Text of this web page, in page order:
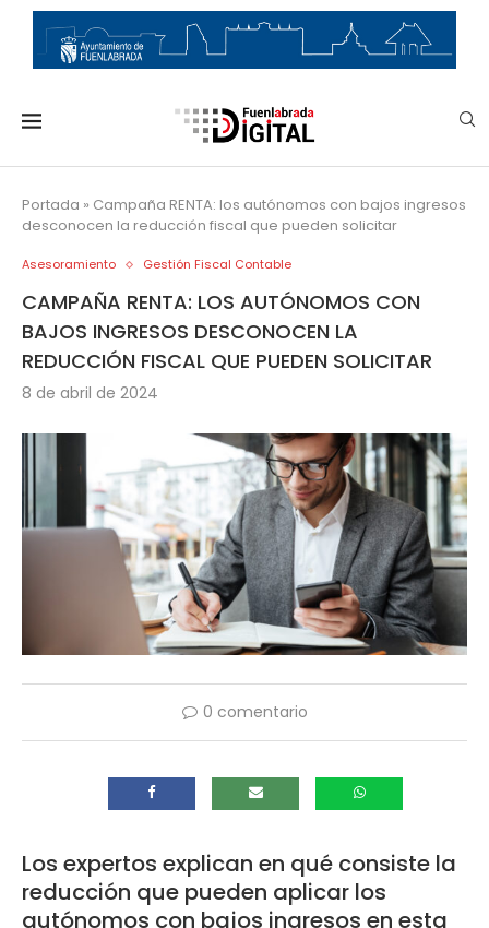
Portada » Campaña RENTA: los autónomos con bajos ingresos
desconocen la reducción fiscal que pueden solicitar
Asesoramiento Gestión Fiscal Contable
CAMPAÑA RENTA: LOS AUTÓNOMOS CON
BAJOS INGRESOS DESCONOCEN LA
REDUCCIÓN FISCAL QUE PUEDEN SOLICITAR
8 de abril de 2024
0 comentario
Los expertos explican en qué consiste la
reducción que pueden aplicar los
autónomos con bajos ingresos en esta